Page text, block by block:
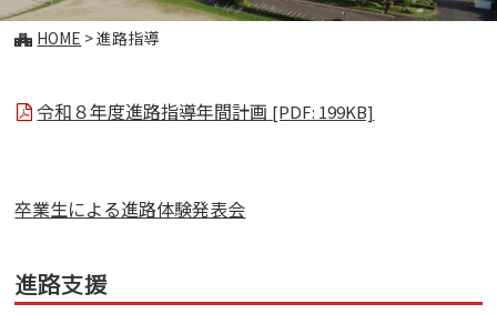
こ
ー
置:
HOME >進路指導
令和８年度進路指導年間計画 [PDF: 199KB]
卒業生による進路体験発表会
進路支援